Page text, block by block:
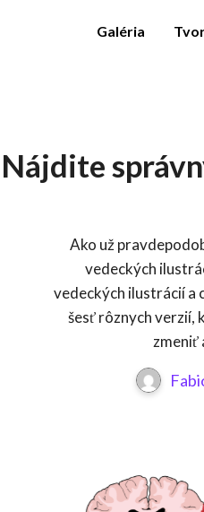
Galéria
Nájdite
Ako už
vedeckých
vedeckých ilustrácií a
šesť rôznych verzií,
zmeniť